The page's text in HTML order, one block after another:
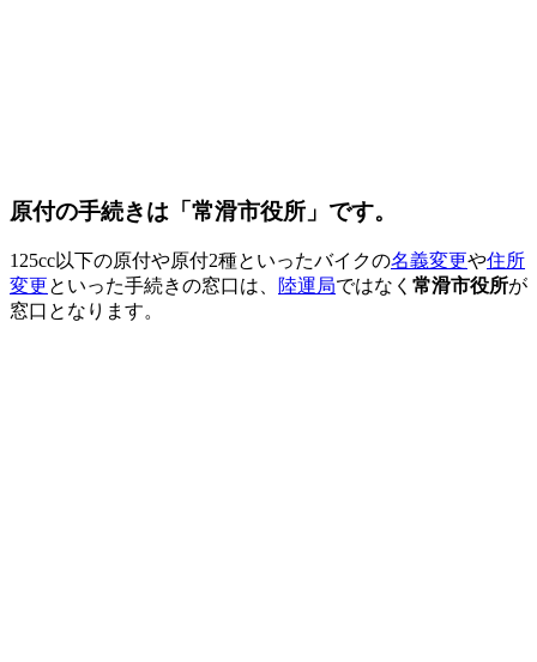
原付の手続きは「常滑市役所」です。
125cc以下の原付や原付2種といったバイクの名義変更や住所
変更といった手続きの窓口は、 陸運局ではなく 常滑市役所が
窓口となります。